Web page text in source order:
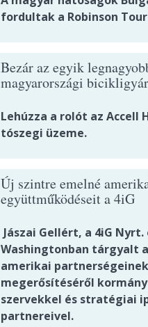
fordultak a Robinson
Bezár az egyik
magyarországi bicikligyár
Lehúzza a rolót az Accell
tószegi üzeme.
Új szintre emelné
együttműködéseit a 4iG
Jászai Gellért, a 4iG Nyrt.
Washingtonban tárgyalt
amerikai partnerségeinek
megerősítéséről
szervekkel és stratégiai
partnereivel.